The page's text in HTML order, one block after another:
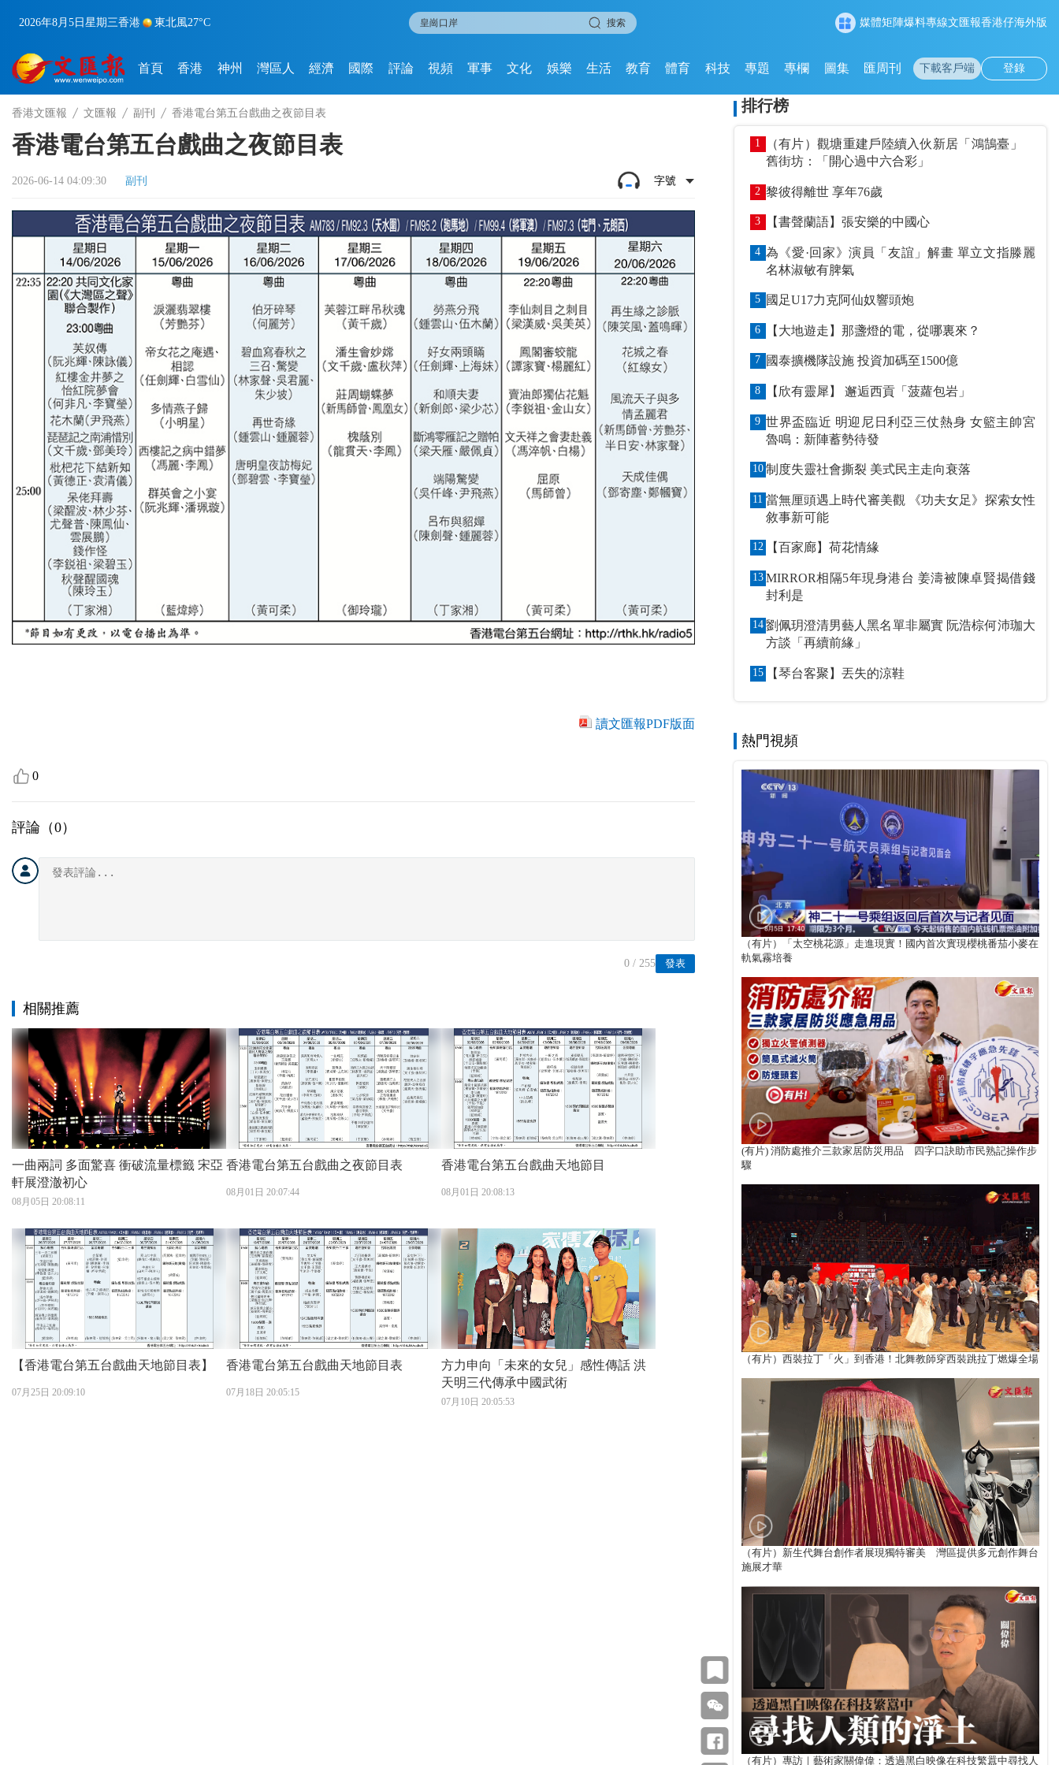
2026年8月5日 星期三香港 東北風27°C 搜索 媒體矩陣爆料專線文匯報香港仔海外版
首頁 香港 神州 灣區人 經濟 國際 評論 視頻 軍事 文化 娛樂 生活 教育 體育 科技 專題 專欄 圖集 匯周刊 下載客戶端 登錄
香港文匯報 文匯報 副刊 香港電台第五台戲曲之夜節目表
香港電台第五台戲曲之夜節目表
2026-06-14 04:09:30 副刊 字號
讀文匯報PDF版面
0
評論（0）
發表
0 / 255
相關推薦
一曲兩詞 多面驚喜 衝破流量標籤 宋亞
軒展澄澈初心
08月05日 20:08:11
香港電台第五台戲曲之夜節目表
08月01日 20:07:44
香港電台第五台戲曲天地節目
08月01日 20:08:13
【香港電台第五台戲曲天地節目表】
07月25日 20:09:10
香港電台第五台戲曲天地節目表
07月18日 20:05:15
方力申向「未來的女兒」感性傳話 洪
天明三代傳承中國武術
07月10日 20:05:53
排行榜
1
（有片）觀塘重建戶陸續入伙新居「鴻鵠臺」
舊街坊：「開心過中六合彩」
2 黎彼得離世 享年76歲
3 【書聲蘭語】張安樂的中國心
4 為《愛·回家》演員「友誼」解畫 單立文指滕麗
名林淑敏有脾氣
5 國足U17力克阿仙奴響頭炮
6 【大地遊走】那盞燈的電，從哪裏來？
7 國泰擴機隊設施 投資加碼至1500億
8 【欣有靈犀】 邂逅西貢「菠蘿包岩」
9 世界盃臨近 明迎尼日利亞三仗熱身 女籃主帥宮
魯鳴：新陣蓄勢待發
10 制度失靈社會撕裂 美式民主走向衰落
11 當無厘頭遇上時代審美觀 《功夫女足》探索女性
敘事新可能
12 【百家廊】荷花情緣
13 MIRROR相隔5年現身港台 姜濤被陳卓賢揭借錢
封利是
14 劉佩玥澄清男藝人黑名單非屬實 阮浩棕何沛珈大
方談「再續前緣」
15 【琴台客聚】丟失的涼鞋
熱門視頻
（有片）「太空桃花源」走進現實！國內首次實現櫻桃番茄小麥在
軌氣霧培養
(有片) 消防處推介三款家居防災用品 四字口訣助市民熟記操作步
驟
（有片）西裝拉丁「火」到香港！北舞教師穿西裝跳拉丁燃爆全場
（有片）新生代舞台創作者展現獨特審美 灣區提供多元創作舞台
施展才華
（有片）專訪｜藝術家關偉偉：透過黑白映像在科技繁囂中尋找人